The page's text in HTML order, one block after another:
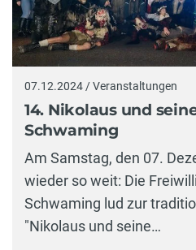
07.12.2024 / Veranstaltungen
14. Nikolaus und
Schwaming
Am Samstag, den 07.
wieder so weit: Die
Schwaming lud zur
"Nikolaus und seine…